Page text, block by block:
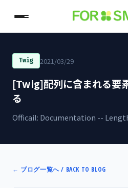
Twig 2021/03/29
[Twig]配列に含まれる要
る
Officail: Documentation --
← ブログ一覧へ / BACK TO BLOG